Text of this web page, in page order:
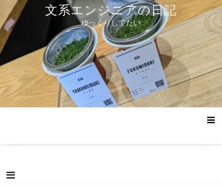
テ
ツ
へ
ス
ッ
プ
文系エンジニアの日記
ゆっくりしてたい